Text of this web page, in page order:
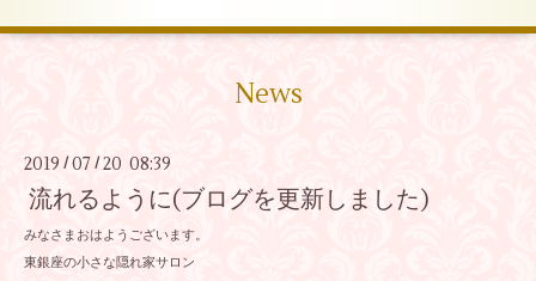
News
2019 /07 / 20 08:39
流れるように(ブログを更新しました)
みなさまおはようございます。
東銀座の小さな隠れ家サロン